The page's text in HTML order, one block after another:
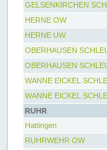
GELSENKIRCHEN
HERNE OW
HERNE UW
OBERHAUSEN
OBERHAUSEN
WANNE EICKEL
WANNE EICKEL
RUHR
Hattingen
RUHRWEHR OW